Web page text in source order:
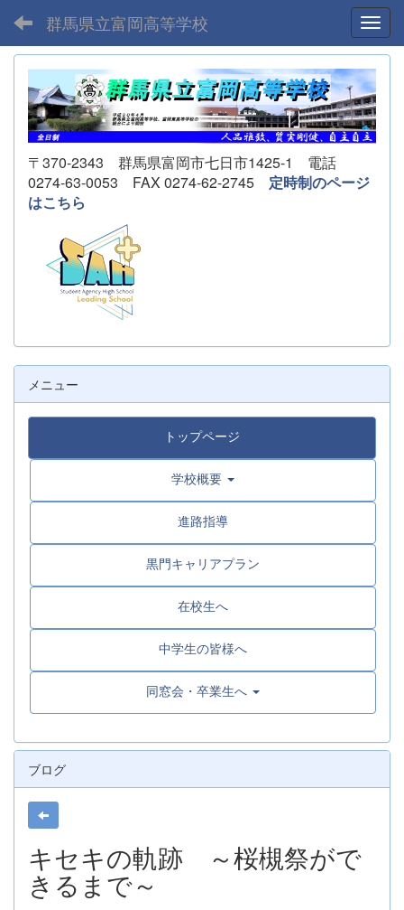
群馬県立富岡高等学校
〒370-2343 群馬県富岡市七日市1425-1 電話
0274-63-0053 FAX 0274-62-2745 定時制のページ
はこちら
メニュー
トップページ
学校概要
進路指導
黒門キャリアプラン
在校生へ
中学生の皆様へ
同窓会・卒業生へ
ブログ
キセキの軌跡 ～桜槻祭がで
きるまで～